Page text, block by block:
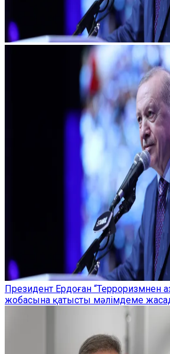
Президент Ердоған “Терроризмнен
жобасына қатысты мәлімдеме